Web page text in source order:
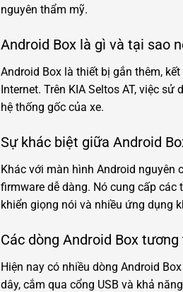
nguyên thẩm mỹ.
Android Box là gì và tại sao
Android Box là thiết bị gắn thêm,
Internet. Trên KIA Seltos AT, việc
hệ thống gốc của xe.
Sự khác biệt giữa Android
Khác với màn hình Android nguyên
firmware dễ dàng. Nó cung cấp các
khiển giọng nói và nhiều ứng dụng
Các dòng Android Box
Hiện nay có nhiều dòng Android
dây, cắm qua cổng USB và khả